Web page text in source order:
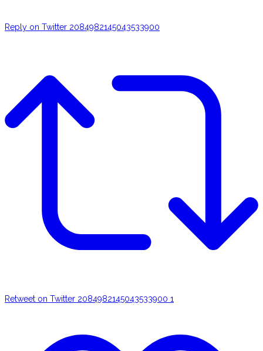
Reply on Twitter 2084982145043533900
Retweet on Twitter 2084982145043533900 1